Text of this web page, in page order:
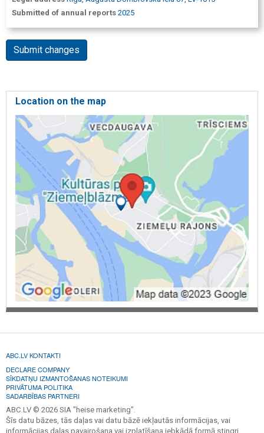
Submitted of annual reports 2025
Submit changes
Location on the map
ABC.LV KONTAKTI
DECLARE COMPANY
SĪKDATŅU IZMANTOŠANAS NOTEIKUMI
PRIVĀTUMA POLITIKA
SADARBĪBAS PARTNERI
ABC.LV © 2026 SIA "heise marketing".
Šīs datu bāzes, tās daļas vai datu bāzē iekļautās informācijas, vai
informācijas daļas pavairošana vai izplatīšana jebkādā formā stingri